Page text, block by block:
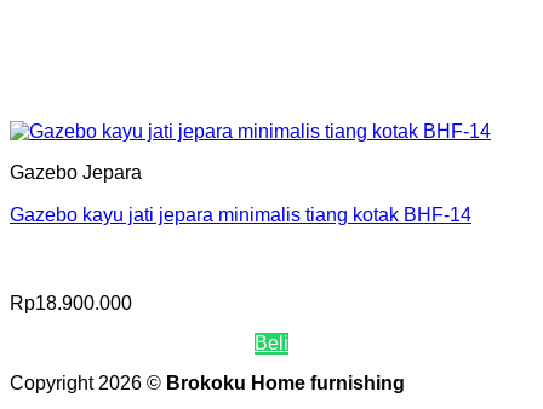
Gazebo Jepara
Gazebo kayu jati jepara minimalis tiang kotak BHF-14
Rp18.900.000
Beli
Copyright 2026 © Brokoku Home furnishing